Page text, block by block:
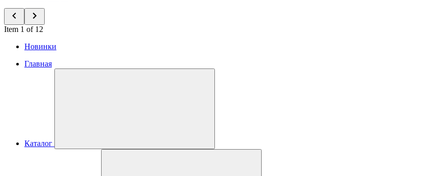
Item 1 of 12
Новинки
Главная
Каталог